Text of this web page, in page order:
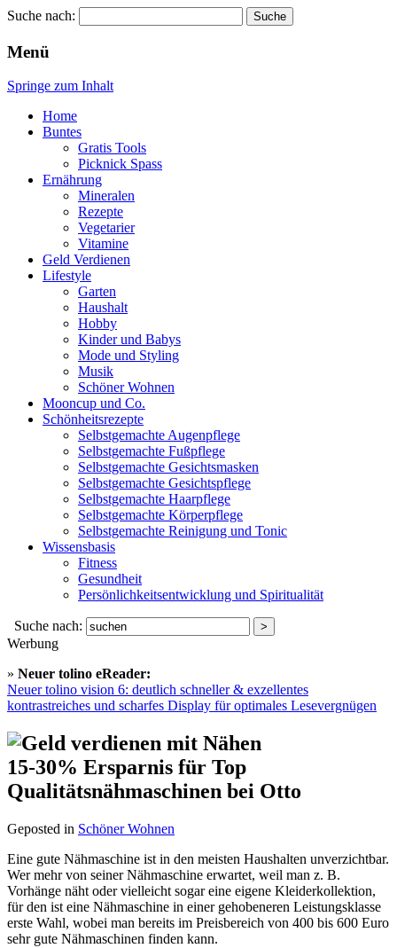
Pinkies
Suche nach:
Menü
Springe zum Inhalt
Home
Buntes
Gratis Tools
Picknick Spass
Ernährung
Mineralen
Rezepte
Vegetarier
Vitamine
Geld Verdienen
Lifestyle
Garten
Haushalt
Hobby
Kinder und Babys
Mode und Styling
Musik
Schöner Wohnen
Mooncup und Co.
Schönheitsrezepte
Selbstgemachte Augenpflege
Selbstgemachte Fußpflege
Selbstgemachte Gesichtsmasken
Selbstgemachte Gesichtspflege
Selbstgemachte Haarpflege
Selbstgemachte Körperpflege
Selbstgemachte Reinigung und Tonic
Wissensbasis
Fitness
Gesundheit
Persönlichkeitsentwicklung und Spiritualität
Suche nach:
Werbung
» Neuer tolino eReader:
Neuer tolino vision 6: deutlich schneller & exzellentes
kontrastreiches und scharfes Display für optimales Lesevergnügen
15-30% Ersparnis für Top
Qualitätsnähmaschinen bei Otto
Geposted in Schöner Wohnen
Eine gute Nähmaschine ist in den meisten Haushalten unverzichtbar.
Wer mehr von seiner Nähmaschine erwartet, weil man z. B.
Vorhänge näht oder vielleicht sogar eine eigene Kleiderkollektion,
für den ist eine Nähmaschine in einer gehobeneren Leistungsklasse
erste Wahl, wobei man bereits im Preisbereich von 400 bis 600 Euro
sehr gute Nähmaschinen finden kann.